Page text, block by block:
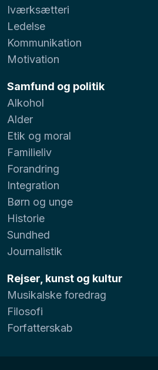
Iværksætteri
Ledelse
Kommunikation
Motivation
Samfund og politik
Alkohol
Alder
Etik og moral
Familieliv
Forandring
Integration
Børn og unge
Historie
Sundhed
Journalistik
Rejser, kunst og kultur
Musikalske foredrag
Filosofi
Forfatterskab